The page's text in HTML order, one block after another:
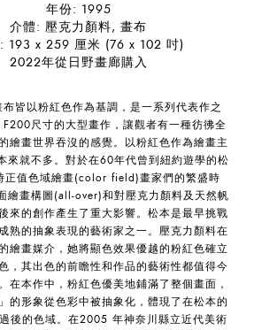
年份: 1995
介體: 壓克力顏料, 畫布
193 x 259 厘米 (76 x 102 吋)
2022年從日野畫廊購入
皆以粉紅色作為基調，是一系列代表作之
尺寸的大型畫作，讓觀者有一種彷彿全
繪畫世界吞沒的感覺。以粉紅色作為繪畫主
來就不多。對於在60年代曾到紐約遊學的松
正值色域繪畫(color field)畫家們的繁盛時
繪畫構圖(all-over)和對壓克力顏料及天然帆
來的創作產生了重大影響。松本是最早挑戰
熟的抽象表現的藝術家之一。壓克力顏料在
繪畫媒介，她將顯色效果優越的粉紅色確立
，其出色的前瞻性和作品的藝術性都值得今
在本作中，粉紅色優美地鋪滿了整個畫面，
的形象從色彩中被抽象化，體現了在松本的
後的色域。在2005 年神奈川縣立近代美術